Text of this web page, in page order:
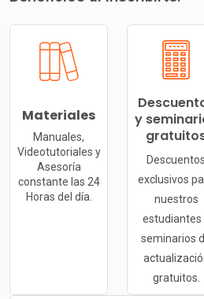
Materiales
Manuales,
Videotutoriales y
Asesoría
constante las 24
Horas del día.
y
Descuentos
exclusivos
nuestros
estudiantes
seminarios
gratuitos.